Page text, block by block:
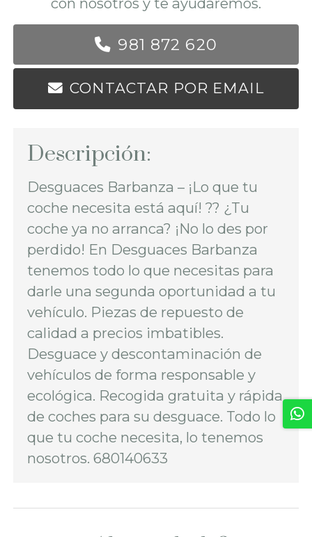
981 872 620
CONTACTAR POR EMAIL
Descripción:
Desguaces Barbanza – ¡Lo que tu
coche necesita está aquí! ?? ¿Tu
coche ya no arranca? ¡No lo des por
perdido! En Desguaces Barbanza
tenemos todo lo que necesitas para
darle una segunda oportunidad a tu
vehículo. Piezas de repuesto de
calidad a precios imbatibles.
Desguace y descontaminación de
vehículos de forma responsable y
ecológica. Recogida gratuita y rápida
de coches para su desguace. Todo lo
que tu coche necesita, lo tenemos
nosotros. 680140633